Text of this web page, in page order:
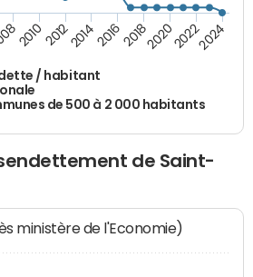
/ habitant
de 500 à 2 000 habitants
20102012201420162018202020222024
de Saint-
ministère de l'Economie)